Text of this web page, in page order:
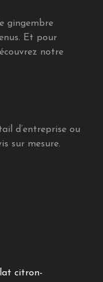
gingembre
Et pour
notre
d’entreprise ou
sur mesure.
citron-